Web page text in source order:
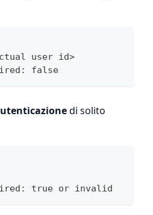
user id>
false
di solito
true or invalid